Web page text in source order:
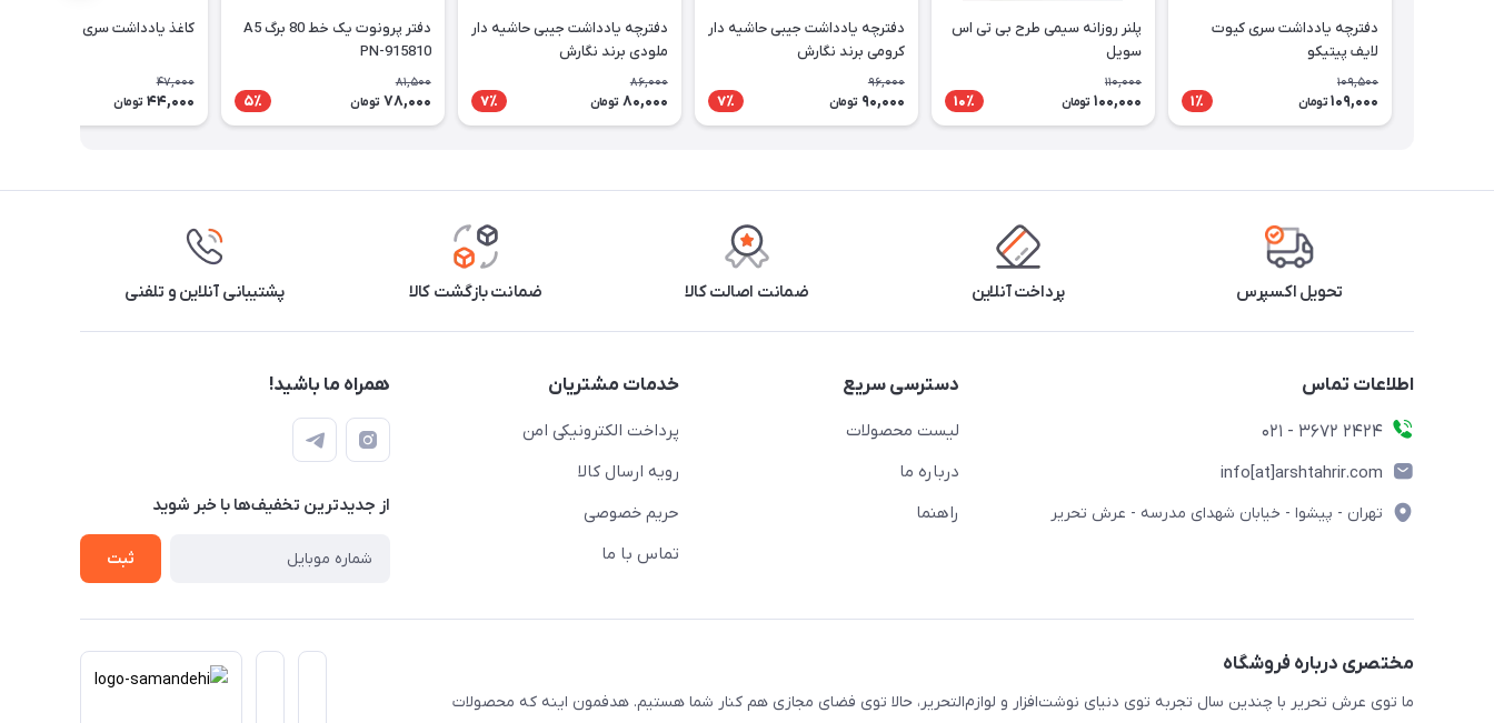
دفترچه یادداشت سری کیوت
لایف پیتیکو
109,500
109,000 تومان 1٪
پلنر روزانه سیمی طرح بی تی اس
سویل
110,000
100,000 تومان 10٪
دفترچه یادداشت جیبی حاشیه دار
کرومی برند نگارش
96,000
90,000 تومان 7٪
دفترچه یادداشت جیبی حاشیه دار
ملودی برند نگارش
86,000
80,000 تومان 7٪
دفتر پرونوت یک خط 80 برگ A5
PN-915810
81,500
78,000 تومان 5٪
کاغذ یادداشت سری دختر پیتیکو
47,000
44,000 تومان
تحویل اکسپرس پرداخت آنلاین ضمانت اصالت کالا ضمانت بازگشت کالا پشتیبانی آنلاین و تلفنی
اطلاعات تماس
2424 3672 - 021
info[at]arshtahrir.com
تهران - پیشوا - خیابان شهدای مدرسه - عرش تحریر
دسترسی سریع
لیست محصولات
درباره ما
راهنما
خدمات مشتریان
پرداخت الکترونیکی امن
رویه ارسال کالا
حریم خصوصی
تماس با ما
همراه ما باشید!
از جدید‌ترین تخفیف‌ها با‌ خبر شوید
ثبت
مختصری درباره فروشگاه
ما توی عرش تحریر با چندین سال تجربه توی دنیای نوشت‌افزار و لوازم‌التحریر، حالا توی فضای مجازی هم کنار شما هستیم. هدفمون اینه که محصولات